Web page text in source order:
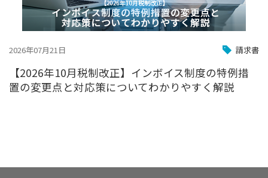
2026年07月21日 請求書
【2026年10月税制改正】インボイス制度の特例措
置の変更点と対応策についてわかりやすく解説